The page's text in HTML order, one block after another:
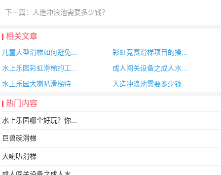
下一篇： 人造冲浪池需要多少钱？
相关文章
儿童大型滑梯如何避免...
彩虹竞赛滑梯项目的操...
水上乐园彩虹滑梯的工...
成人闯关设备之成人水...
水上乐园大喇叭滑梯特...
人造冲浪池需要多少钱...
热门内容
水上乐园哪个好玩？你...
巨兽碗滑梯
大喇叭滑梯